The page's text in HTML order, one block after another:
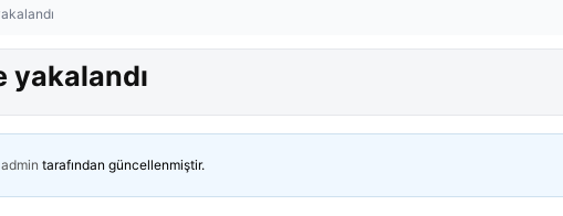
yakalandı
admin tarafından güncellenmiştir.